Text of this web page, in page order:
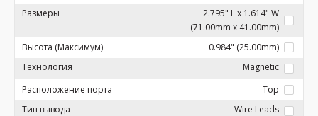
Размеры
2.795" L x 1.614" W
(71.00mm x 41.00mm)
Высота (Максимум)
0.984" (25.00mm)
Технология
Magnetic
Расположение порта
Top
Тип вывода
Wire Leads